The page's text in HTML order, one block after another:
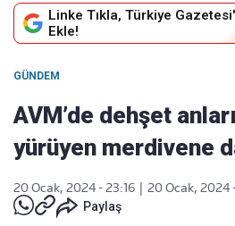
Linke Tıkla, Türkiye
Ekle!
GÜNDEM
AVM’de dehşet
yürüyen merdivene
20 Ocak, 2024 - 23:16
20 Ocak, 2024
Paylaş